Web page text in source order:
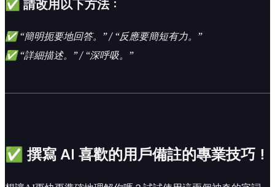
✅ 請改用以下方法：
✅ “簡明扼要地回答。” / “反應要簡短有力。”
✅ “詳細描述。” / “深呼吸。”
✅ 撰寫 AI 喜歡的用戶備註的專業技巧！